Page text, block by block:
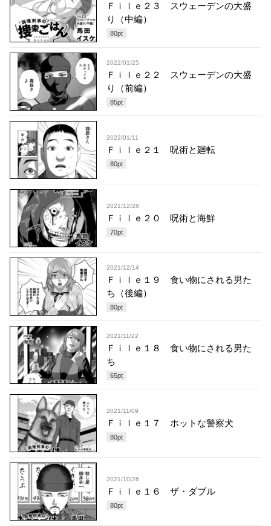
Ｆｉｌｅ２３ スウェーデンの大盛
り（中編）
80pt
2022/01/25
Ｆｉｌｅ２２ スウェーデンの大盛
り（前編）
85pt
2022/01/11
Ｆｉｌｅ２１ 呪術と廻転
80pt
2021/12/28
Ｆｉｌｅ２０ 呪術と海鮮
70pt
2021/12/14
Ｆｉｌｅ１９ 食い物にされる男た
ち（後編）
80pt
2021/11/22
Ｆｉｌｅ１８ 食い物にされる男た
ち
65pt
2021/11/09
Ｆｉｌｅ１７ ホットな警察犬
80pt
2021/10/26
Ｆｉｌｅ１６ ザ・ダブル
80pt